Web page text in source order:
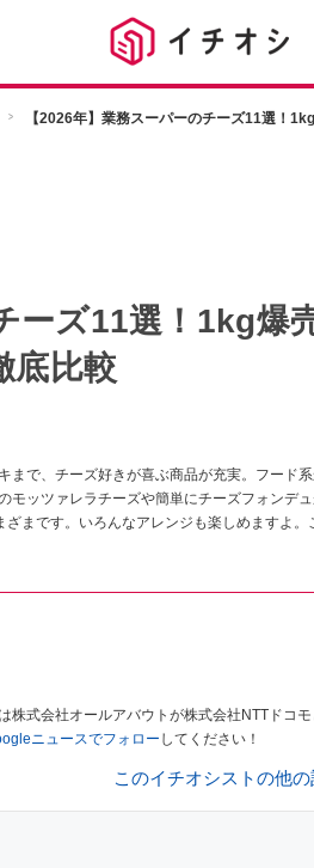
【2026年】業務スーパーのチーズ11選！
ーズ11選！1kg爆
底比較
で、チーズ好きが喜ぶ商品が充実。フード系
モッツァレラチーズや簡単にチーズフォンデ
まです。いろんなアレンジも楽しめますよ。
株式会社オールアバウトが株式会社NTTドコ
ニュースでフォロー してください！
このイチオシストの他